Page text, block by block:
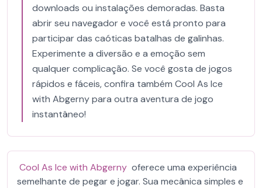
downloads ou instalações demoradas. Basta
abrir seu navegador e você está pronto para
participar das caóticas batalhas de galinhas.
Experimente a diversão e a emoção sem
qualquer complicação. Se você gosta de jogos
rápidos e fáceis, confira também Cool As Ice
with Abgerny para outra aventura de jogo
instantâneo!
Cool As Ice with Abgerny oferece uma experiência
semelhante de pegar e jogar. Sua mecânica simples e